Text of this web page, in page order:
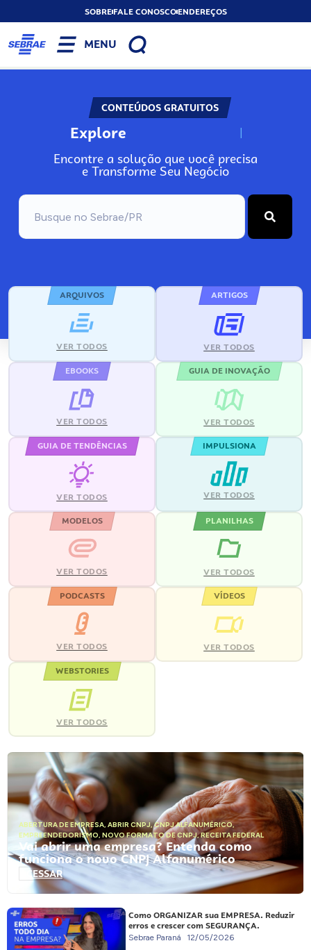
SOBREFALE CONOSCOENDEREÇOS
MENU
CONTEÚDOS GRATUITOS
Explore N
Encontre a solução que você precisa
e Transforme Seu Negócio
ARQUIVOS
VER TODOS
ARTIGOS
VER TODOS
EBOOKS
VER TODOS
GUIA DE INOVAÇÃO
VER TODOS
GUIA DE TENDÊNCIAS
VER TODOS
IMPULSIONA
VER TODOS
MODELOS
VER TODOS
PLANILHAS
VER TODOS
PODCASTS
VER TODOS
VÍDEOS
VER TODOS
WEBSTORIES
VER TODOS
ABERTURA DE EMPRESA, ABRIR CNPJ,CNPJ ALFANUMÉRICO,
EMPREENDEDORISMO, NOVO FORMATO DE CNPJ,RECEITA FEDERAL
Vai abrir uma empresa? Entenda como
funciona o novo CNPJ Alfanumérico
ACESSAR
Como ORGANIZAR sua EMPRESA. Reduzir
erros e crescer com SEGURANÇA.
Sebrae Paraná 12/05/2026